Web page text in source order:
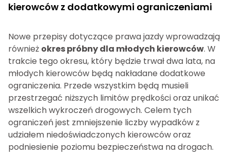
kierowców z dodatkowymi ograniczeniami
Nowe przepisy dotyczące prawa jazdy wprowadzają
również okres próbny dla młodych kierowców. W
trakcie tego okresu, który będzie trwał dwa lata, na
młodych kierowców będą nakładane dodatkowe
ograniczenia. Przede wszystkim będą musieli
przestrzegać niższych limitów prędkości oraz unikać
wszelkich wykroczeń drogowych. Celem tych
ograniczeń jest zmniejszenie liczby wypadków z
udziałem niedoświadczonych kierowców oraz
podniesienie poziomu bezpieczeństwa na drogach.